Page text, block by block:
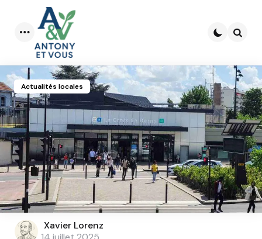
Menu
Actualités locales
Posted
by
Xavier Lorenz